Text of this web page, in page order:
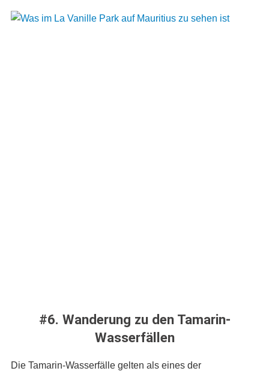
#6. Wanderung zu den Tamarin-
Wasserfällen
Die Tamarin-Wasserfälle gelten als eines der